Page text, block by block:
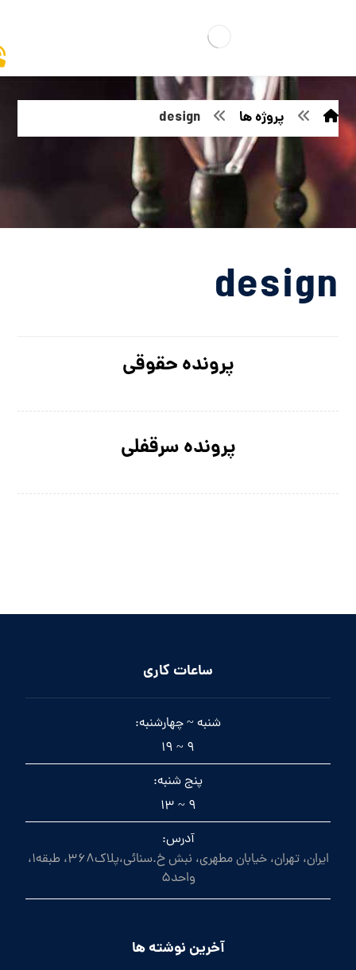
پروژه ها design
design
پرونده حقوقی
پرونده سرقفلی
ساعات کاری
شنبه ~ چهارشنبه:
9 ~ 19
پنج شنبه:
9 ~ 13
آدرس:
ایران، تهران، خیابان مطهری، نبش خ.سنائی،پلاک368، طبقه1،
واحد5
آخرین نوشته ها